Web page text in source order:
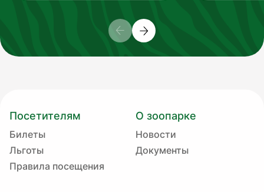
Посетителям
Билеты
Льготы
Правила посещения
О зоопарке
Новости
Документы